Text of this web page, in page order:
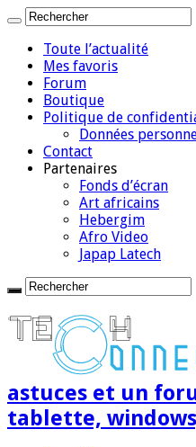
Toute l’actualité
Mes favoris
Forum
Boutique
Politique de
Données
Contact
Partenaires
Fonds d’écran
Art africains
Hebergim
Afro Video
Japap Latech
astuces et un
tablette,